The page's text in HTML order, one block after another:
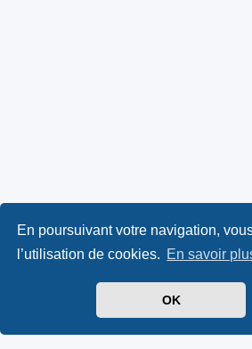
En poursuivant votre navigation,
l’utilisation de cookies. En savoir
OK